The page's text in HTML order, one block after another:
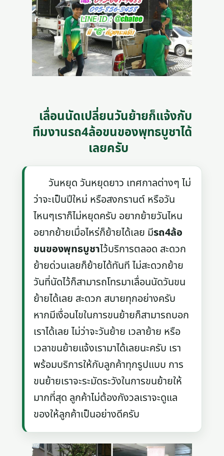
เลื่อนนัดเปลี่ยนวันย้ายก็แจ้งกับ
ทีมงานรถ4ล้อขนของพุทธบูชาได้
เลยครับ
วันหยุด วันหยุดยาว เทศกาลต่างๆ ไม่
ว่าจะเป็นปีใหม่ หรือสงกรานต์ หรือวัน
ไหนๆเราก็ไม่หยุดครับ อยากย้ายวันไหน
อยากย้ายเมื่อไหร่ก็ย้ายได้เลย มีรถ4ล้อ
ขนของพุทธบูชาไว้บริการตลอด สะดวก
ย้ายด่วนเลยก็ย้ายได้ทันที ไม่สะดวกย้าย
วันที่นัดไว้ก็สามารถโทรมาเลื่อนนัดวันขน
ย้ายได้เลย สะดวก สบายทุกอย่างครับ
หากมีเงื่อนไขในการขนย้ายก็สามารถบอก
เราได้เลย ไม่ว่าจะวันย้าย เวลาย้าย หรือ
เวลาขนย้ายแจ้งเรามาได้เลยนะครับ เรา
พร้อมบริการให้กับลูกค้าทุกรูปแบบ การ
ขนย้ายเราจะระมัดระวังในการขนย้ายให้
มากที่สุด ลูกค้าไม่ต้องกังวลเราจะดูแล
ของให้ลูกค้าเป็นอย่างดีครับ